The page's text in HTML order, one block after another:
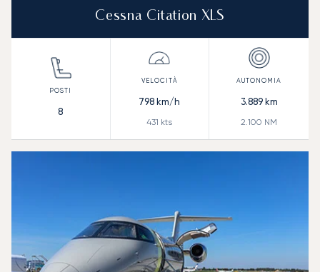
Cessna Citation XLS
8
798 km/h
431 kts
3.889km
2.100 NM